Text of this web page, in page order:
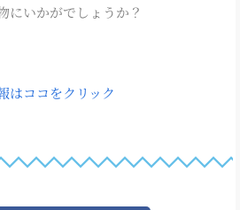
いかがでしょうか？
はココをクリック